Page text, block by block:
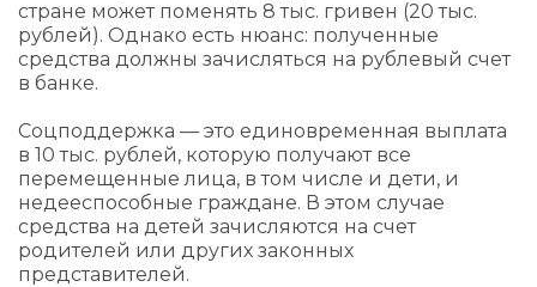
стране может поменять 8 тыс. гривен (20 тыс.
рублей). Однако есть нюанс: полученные
средства должны зачисляться на рублевый счет
в банке.
Соцподдержка — это единовременная выплата
в 10 тыс. рублей, которую получают все
перемещенные лица, в том числе и дети, и
недееспособные граждане. В этом случае
средства на детей зачисляются на счет
родителей или других законных
представителей.